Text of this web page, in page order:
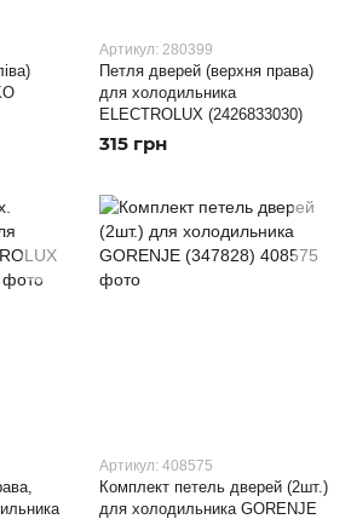
Артикул: 280399
Петля дверей (верхня права)
для холодильника
ELECTROLUX (2426833030)
315 грн
Артикул: 408575
Комплект петель дверей (2шт.)
для холодильника GORENJE